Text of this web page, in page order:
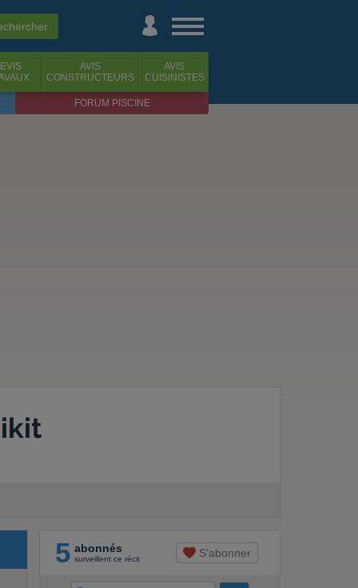
AVIS
CONSTRUCTEURS
AVIS
CUISINISTES
FORUM PISCINE
5 abonnés
surveillent ce récit S'abonner